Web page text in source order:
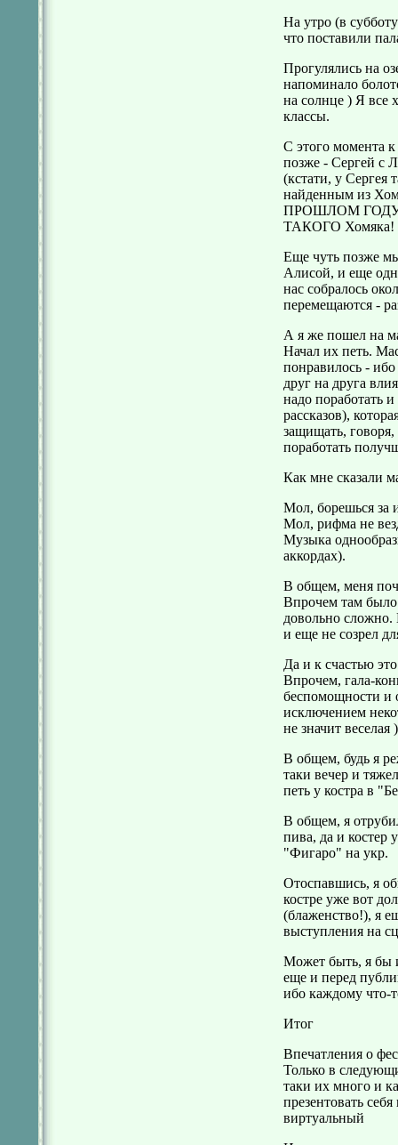
На утро (в
что поставили
Прогулялись на
напоминало
на солнце ) Я все
классы.
С этого момента
позже - Сергей с
(кстати, у Сергея
найденным из
ПРОШЛОМ ГОДУ
ТАКОГО Хомяка!
Еще чуть позже
Алисой, и еще
нас собралось
перемещаются -
А я же пошел на
Начал их петь.
понравилось -
друг на друга
надо поработать
рассказов),
защищать,
поработать
Как мне сказали
Мол, борешься за
Мол, рифма не
Музыка
аккордах).
В общем, меня
Впрочем там было
довольно сложно.
и еще не созрел
Да и к счастью
Впрочем, гала-
беспомощности и
исключением
не значит веселая )
В общем, будь я
таки вечер и
петь у костра в
В общем, я
пива, да и костер
"Фигаро" на укр.
Отоспавшись, я
костре уже вот
(блаженство!), я
выступления на
Может быть, я бы
еще и перед
ибо каждому что-
Итог
Впечатления о
Только в
таки их много и
презентовать
виртуальный